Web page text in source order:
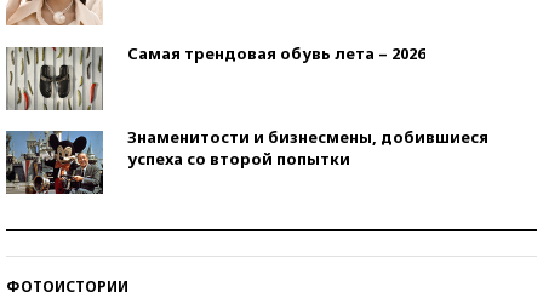
Самая трендовая обувь лета – 2026
Знаменитости и бизнесмены, добившиеся
успеха со второй попытки
ФОТОИСТОРИИ